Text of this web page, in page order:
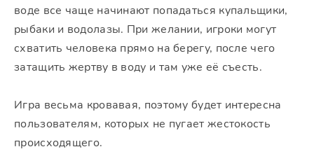
воде все чаще начинают попадаться купальщики,
рыбаки и водолазы. При желании, игроки могут
схватить человека прямо на берегу, после чего
затащить жертву в воду и там уже её съесть.
Игра весьма кровавая, поэтому будет интересна
пользователям, которых не пугает жестокость
происходящего.